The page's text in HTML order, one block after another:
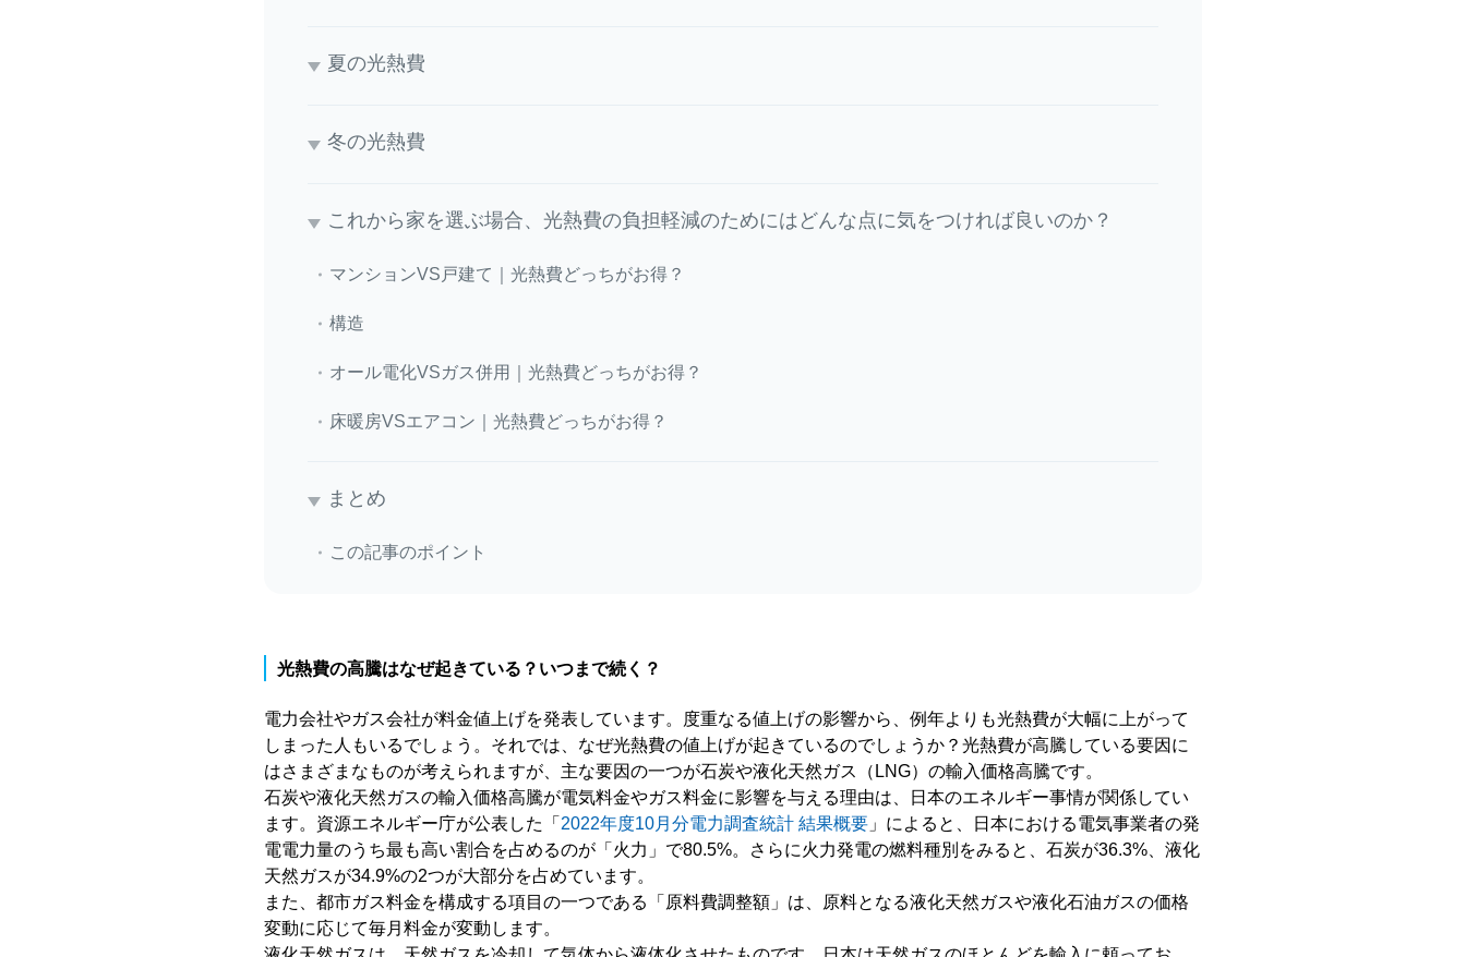
夏の光熱費
冬の光熱費
これから家を選ぶ場合、光熱費の負担軽減のためにはどんな点に気をつければ良いのか？
マンションVS戸建て｜光熱費どっちがお得？
構造
オール電化VSガス併用｜光熱費どっちがお得？
床暖房VSエアコン｜光熱費どっちがお得？
まとめ
この記事のポイント
光熱費の高騰はなぜ起きている？いつまで続く？
電力会社やガス会社が料金値上げを発表しています。度重なる値上げの影響から、例年よりも光熱費が大幅に上がって
しまった人もいるでしょう。それでは、なぜ光熱費の値上げが起きているのでしょうか？光熱費が高騰している要因に
はさまざまなものが考えられますが、主な要因の一つが石炭や液化天然ガス（LNG）の輸入価格高騰です。
石炭や液化天然ガスの輸入価格高騰が電気料金やガス料金に影響を与える理由は、日本のエネルギー事情が関係してい
ます。資源エネルギー庁が公表した「 2022年度10月分電力調査統計 結果概要 」によると、日本における電気事業者の発
電電力量のうち最も高い割合を占めるのが「火力」で80.5%。さらに火力発電の燃料種別をみると、石炭が36.3%、液化
天然ガスが34.9%の2つが大部分を占めています。
また、都市ガス料金を構成する項目の一つである「原料費調整額」は、原料となる液化天然ガスや液化石油ガスの価格
変動に応じて毎月料金が変動します。